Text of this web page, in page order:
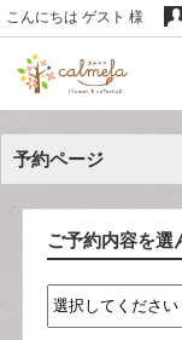
こんにちは ゲスト 様
予約ページ
ご予約内容を